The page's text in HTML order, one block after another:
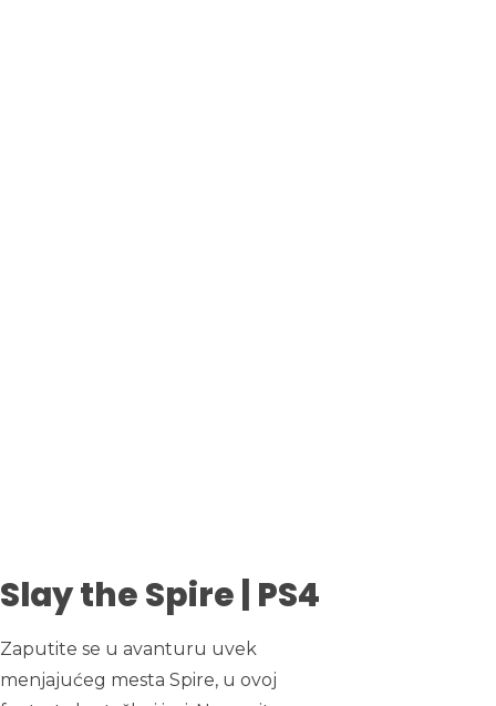
Slay the Spire | PS4
Zaputite se u avanturu uvek
menjajućeg mesta Spire, u ovoj